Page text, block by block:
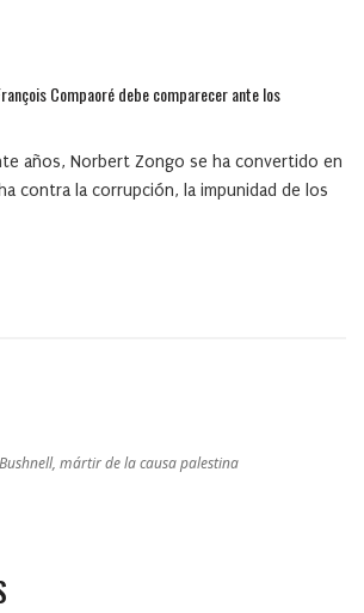
Compaoré debe comparecer ante los
años, Norbert Zongo se ha convertido en
contra la corrupción, la impunidad de los
mártir de la causa palestina